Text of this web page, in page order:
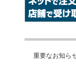
重要なお知ら